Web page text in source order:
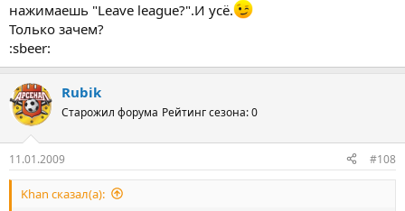
нажимаешь "Leave league?".И усё.
Только зачем?
:sbeer:
Rubik
Старожил форума Рейтинг сезона: 0
11.01.2009 #108
Khan сказал(а):